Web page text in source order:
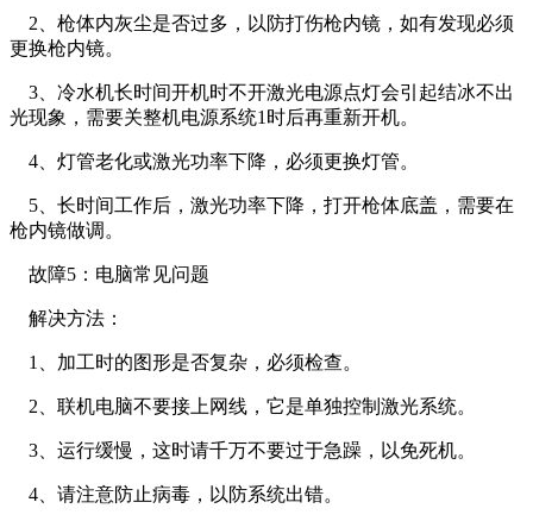
2、枪体内灰尘是否过多，以防打伤枪内镜，如有发现必须
更换枪内镜。
3、冷水机长时间开机时不开激光电源点灯会引起结冰不出
光现象，需要关整机电源系统1时后再重新开机。
4、灯管老化或激光功率下降，必须更换灯管。
5、长时间工作后，激光功率下降，打开枪体底盖，需要在
枪内镜做调。
故障5：电脑常见问题
解决方法：
1、加工时的图形是否复杂，必须检查。
2、联机电脑不要接上网线，它是单独控制激光系统。
3、运行缓慢，这时请千万不要过于急躁，以免死机。
4、请注意防止病毒，以防系统出错。